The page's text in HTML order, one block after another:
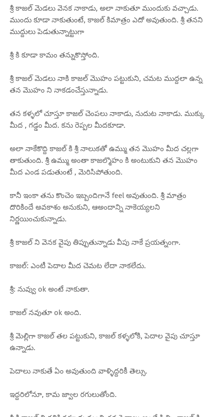
శ్రీ కాజల్ మెడలు వెనక నాకాడు, అలా నాకుతూ ముందుకు వచ్చాడు.
ముందు కూడా నాకుతుంటే, కాజల్ కిమాత్రం ఎదో అవుతుంది. శ్రీ తనని
ముద్దులు పెడుతున్నాట్టుగా
శ్రీ కి కూడా కామం తన్నుకొస్తోంది.
శ్రీ కాజల్ మెడలు నాకి కాజల్ మొహం పట్టుకుని, చమట ముద్దలా ఉన్న
తన మొహం ని నాకడంచేస్తున్నాడు.
తన కళ్ళలో చూస్తూ కాజల్ చెంపలు నాకాడు, నుదుట నాకాడు. ముక్కు
మీద , గడ్డం మీద. కను రెప్పల మీదకూడా.
అలా నాకేకొద్ది కాజల్ కి శ్రీ నాలుకతో ఉమ్ము తన మొహం మీద చల్లగా
తాకుతుంది. శ్రీ ఉమ్ము అంతా కాజల్మొహం కి అంటుకుని తన మొహం
మీద ఎండ పడుతుంటే , మెరిసిపోతుంది.
కానీ ఇంకా తను కొంచెం ఇబ్బందిగానే feel అవుతుంది. శ్రీ మాత్రం
దొరికిందే అవకాశం అనుకుని, ఆఅందాన్ని నాకెయ్యలని
నిర్ణయించుకున్నాడు.
శ్రీ కాజల్ ని వెనక వైపు తిప్పుతున్నాడు వీపు నాకే ప్రయత్నంగా.
కాజల్: ఎంటీ పెదాల మీద చెమట లేదా నాకలేదు.
శ్రీ: నువ్వు ok అంటే నాకుతా.
కాజల్ నవుతూ ok అంది.
శ్రీ మెల్లిగా కాజల్ తల పట్టుకుని, కాజల్ కళ్ళలోకి, పెదాల వైపు చూస్తూ
ఉన్నాడు.
పెదాలు నాకుతే ఏం అవుతుంది వాళ్ళిద్దరికీ తెల్సు.
ఇద్దరిలోనూ, కామ జ్వాల రగులుతోంది.